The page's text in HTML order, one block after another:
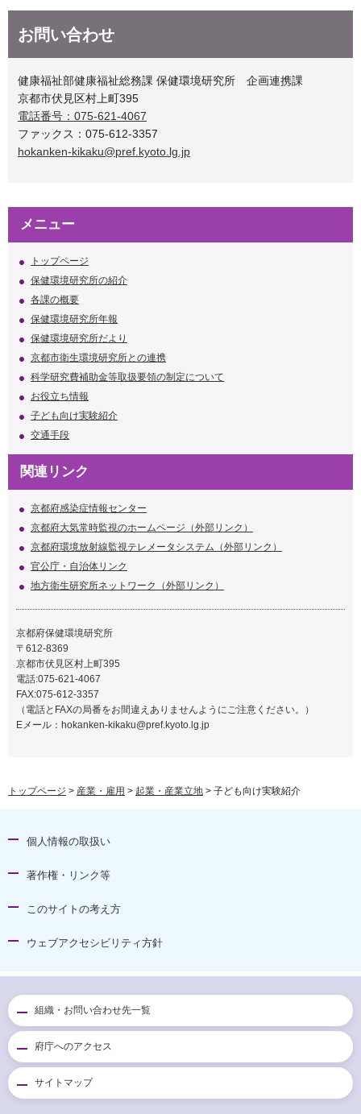
お問い合わせ
健康福祉部健康福祉総務課 保健環境研究所 企画連携課
京都市伏見区村上町395
電話番号：075-621-4067
ファックス：075-612-3357
hokanken-kikaku@pref.kyoto.lg.jp
メニュー
トップページ
保健環境研究所の紹介
各課の概要
保健環境研究所年報
保健環境研究所だより
京都市衛生環境研究所との連携
科学研究費補助金等取扱要領の制定について
お役立ち情報
子ども向け実験紹介
交通手段
関連リンク
京都府感染症情報センター
京都府大気常時監視のホームページ（外部リンク）
京都府環境放射線監視テレメータシステム（外部リンク）
官公庁・自治体リンク
地方衛生研究所ネットワーク（外部リンク）
京都府保健環境研究所
〒612-8369
京都市伏見区村上町395
電話:075-621-4067
FAX:075-612-3357
（電話とFAXの局番をお間違えありませんようにご注意ください。）
Eメール： hokanken-kikaku@pref.kyoto.lg.jp
トップページ > 産業・雇用 > 起業・産業立地 > 子ども向け実験紹介
個人情報の取扱い
著作権・リンク等
このサイトの考え方
ウェブアクセシビリティ方針
組織・お問い合わせ先一覧
府庁へのアクセス
サイトマップ